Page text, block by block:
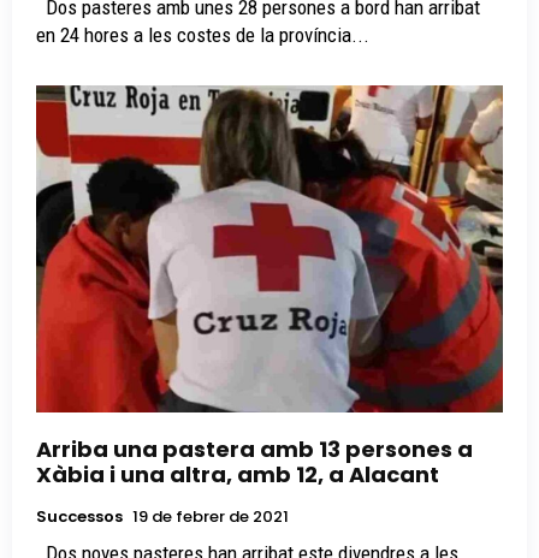
en 24 hores a les costes de la província...
Arriba una pastera amb 13 persones a
Xàbia i una altra, amb 12, a Alacant
Successos 19 de febrer de 2021